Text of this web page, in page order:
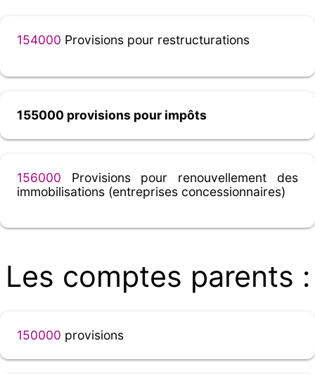
154000 Provisions pour restructurations
155000 provisions pour impôts
156000 Provisions pour renouvellement des
immobilisations (entreprises concessionnaires)
Les comptes parents :
150000 provisions